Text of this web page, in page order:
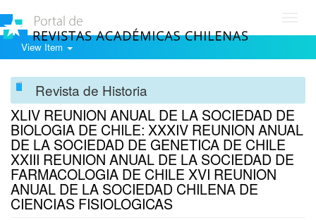
View Item
Revista de Historia
XLIV REUNION ANUAL DE LA SOCIEDAD DE
BIOLOGIA DE CHILE: XXXIV REUNION ANUAL
DE LA SOCIEDAD DE GENETICA DE CHILE
XXIII REUNION ANUAL DE LA SOCIEDAD DE
FARMACOLOGIA DE CHILE XVI REUNION
ANUAL DE LA SOCIEDAD CHILENA DE
CIENCIAS FISIOLOGICAS